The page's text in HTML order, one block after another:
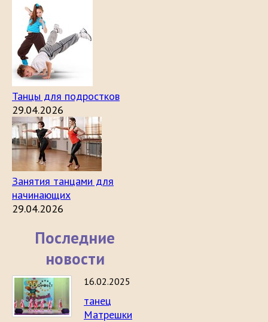
Танцы для подростков
29.04.2026
Занятия танцами для
начинающих
29.04.2026
Последние
новости
16.02.2025
танец
Матрешки